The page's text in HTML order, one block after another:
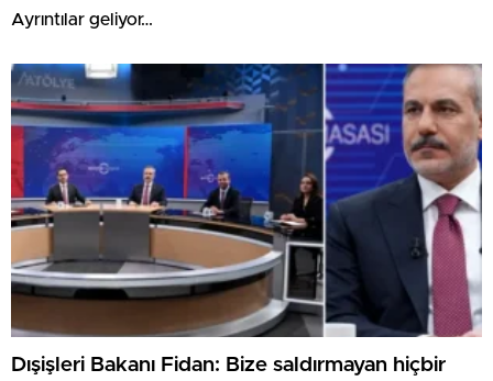
Ayrıntılar geliyor…
Dışişleri Bakanı Fidan: Bize saldırmayan hiçbir